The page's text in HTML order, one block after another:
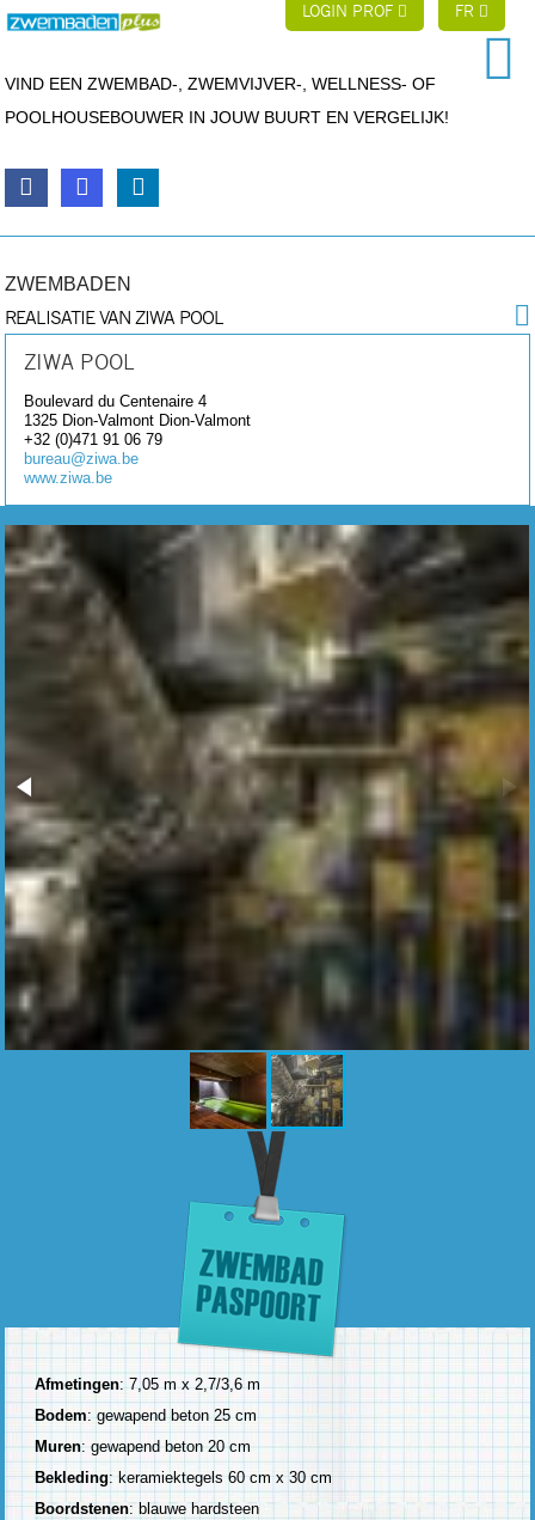
LOGIN PROF FR
VIND EEN ZWEMBAD-, ZWEMVIJVER-, WELLNESS- OF
POOLHOUSEBOUWER IN JOUW BUURT EN VERGELIJK!
ZWEMBADEN
REALISATIE VAN ZIWA POOL
ZIWA POOL
Boulevard du Centenaire 4
1325 Dion-Valmont Dion-Valmont
+32 (0)471 91 06 79
bureau@ziwa.be
www.ziwa.be
Afmetingen: 7,05 m x 2,7/3,6 m
Bodem: gewapend beton 25 cm
Muren: gewapend beton 20 cm
Bekleding: keramiektegels 60 cm x 30 cm
Boordstenen: blauwe hardsteen